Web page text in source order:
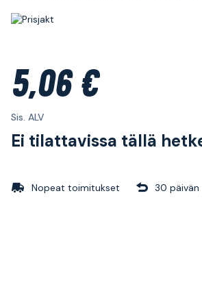
5,06 €
Sis. ALV
Ei tilattavissa tällä
Nopeat toimitukset 30 päivän